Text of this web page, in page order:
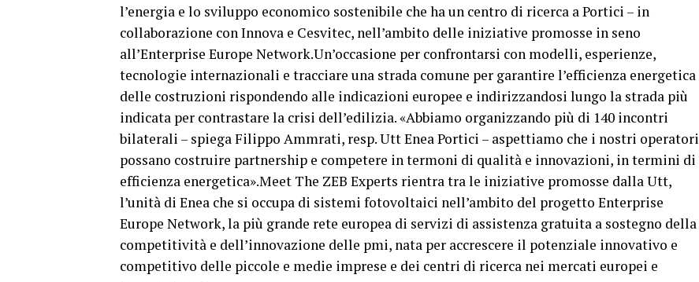
l’energia e lo sviluppo economico sostenibile che ha un centro di ricerca a Portici – in
collaborazione con Innova e Cesvitec, nell’ambito delle iniziative promosse in seno
all’Enterprise Europe Network.Un’occasione per confrontarsi con modelli, esperienze,
tecnologie internazionali e tracciare una strada comune per garantire l’efficienza energetica
delle costruzioni rispondendo alle indicazioni europee e indirizzandosi lungo la strada più
indicata per contrastare la crisi dell’edilizia. «Abbiamo organizzando più di 140 incontri
bilaterali – spiega Filippo Ammrati, resp. Utt Enea Portici – aspettiamo che i nostri operatori
possano costruire partnership e competere in termoni di qualità e innovazioni, in termini di
efficienza energetica».Meet The ZEB Experts rientra tra le iniziative promosse dalla Utt,
l’unità di Enea che si occupa di sistemi fotovoltaici nell’ambito del progetto Enterprise
Europe Network, la più grande rete europea di servizi di assistenza gratuita a sostegno della
competitività e dell’innovazione delle pmi, nata per accrescere il potenziale innovativo e
competitivo delle piccole e medie imprese e dei centri di ricerca nei mercati europei e